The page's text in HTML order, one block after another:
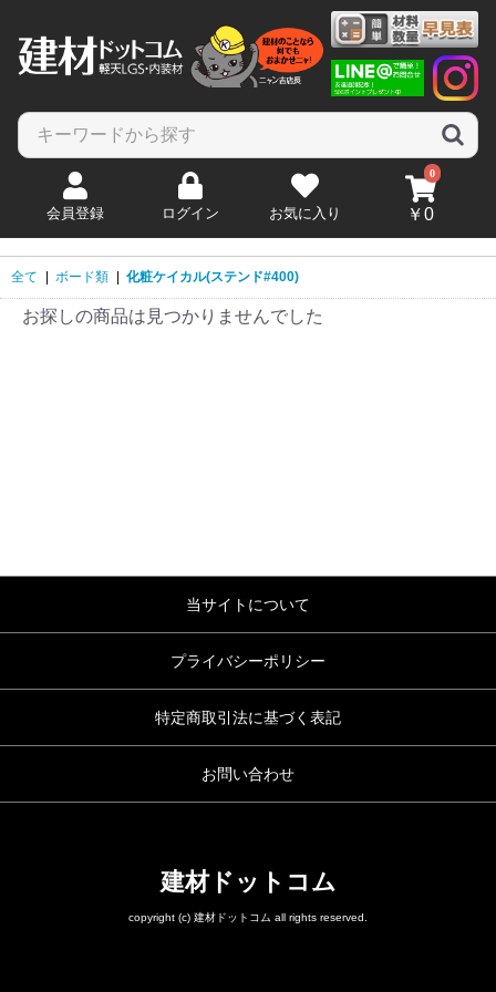
会員登録 ログイン お気に入り
0
￥0
全て | ボード類 | 化粧ケイカル(ステンド#400)
お探しの商品は見つかりませんでした
当サイトについて
プライバシーポリシー
特定商取引法に基づく表記
お問い合わせ
建材ドットコム
copyright (c) 建材ドットコム all rights reserved.